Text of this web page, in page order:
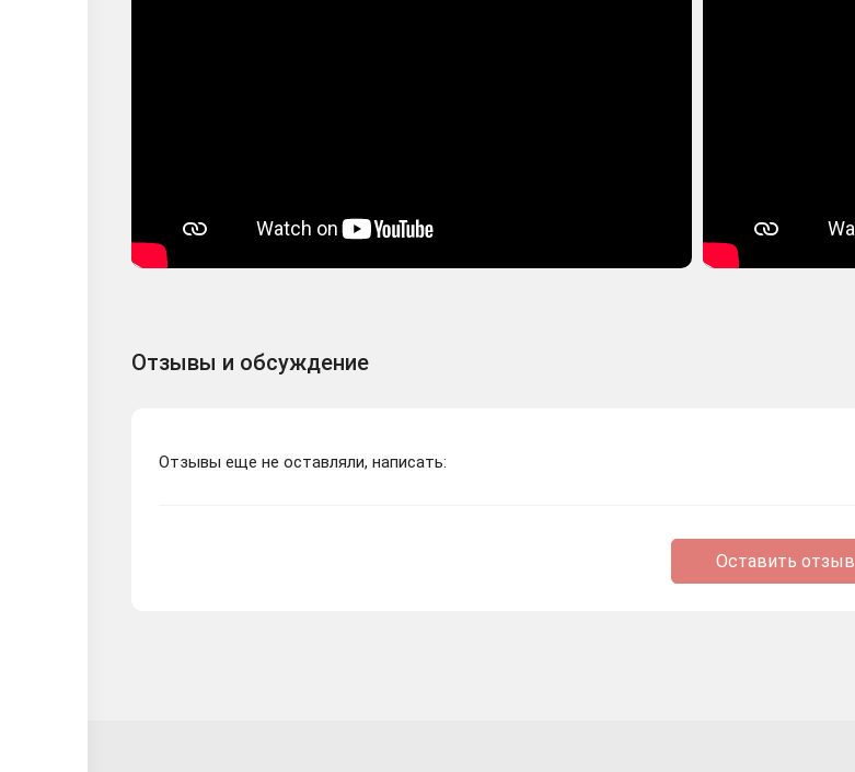
Отзывы и обсуждение
Отзывы еще не оставляли, написать:
Оставить отзыв